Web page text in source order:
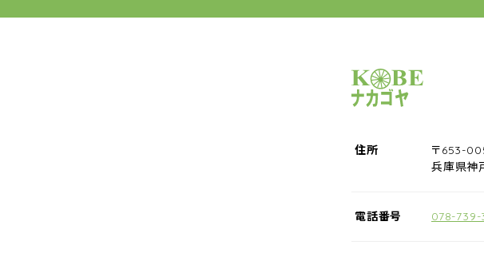
サイクルショップナカゴヤ
住所
〒653-
兵庫県神
電話番号 078-739-